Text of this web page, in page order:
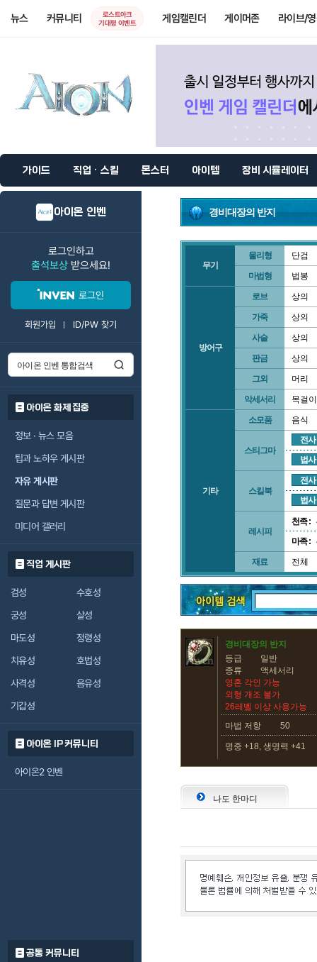
뉴스 커뮤니티
로스트아크
기대평 이벤트
게임캘린더 게이머존 라이브/
가이드 직업 · 스킬 몬스터 아이템 장비 시뮬레이터
아이온 인벤
로그인하고
출석보상 받으세요!
로그인
회원가입 ID/PW 찾기
아이온 화제 집중
정보 · 뉴스 모음
팁과 노하우 게시판
자유 게시판
질문과 답변 게시판
미디어 갤러리
직업 게시판
검성
수호성
궁성
살성
마도성
정령성
치유성
호법성
사격성
음유성
기갑성
아이온 IP 커뮤니티
아이온2 인벤
공통 커뮤니티
경비대장의 반지
무기
물리형 단검
마법형 법봉
방어구
로브 상의
가죽 상의
사슬 상의
판금 상의
그외 머리
악세서리 목걸이
기타
소모품 음식
스티그마
전사
법사
스킬북
전사
법사
레시피
천족 :
마족 :
재료 전체
경비대장의 반지
등급
일반
종류
액세서리
영혼 각인 가능
외형 개조 불가
26레벨 이상 사용가능
마법 저항
50
명중 +18, 생명력 +41
나도 한마디